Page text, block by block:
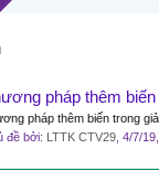
pháp thêm
pháp thêm biến trong
đề bởi: LTTK CTV29 4/7/19